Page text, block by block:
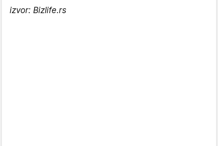
izvor: Bizlife.rs